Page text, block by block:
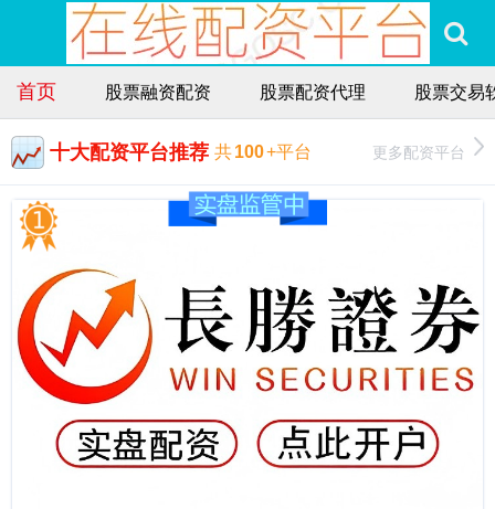
首页 股票融资配资 股票配资代理 股票交易
十大配资平台推荐 共100+平台 更多配资平台